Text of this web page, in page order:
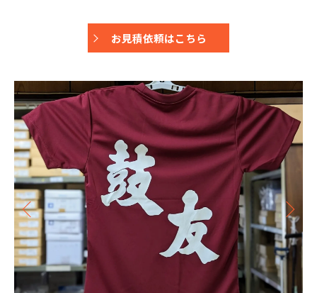
お見積依頼はこちら